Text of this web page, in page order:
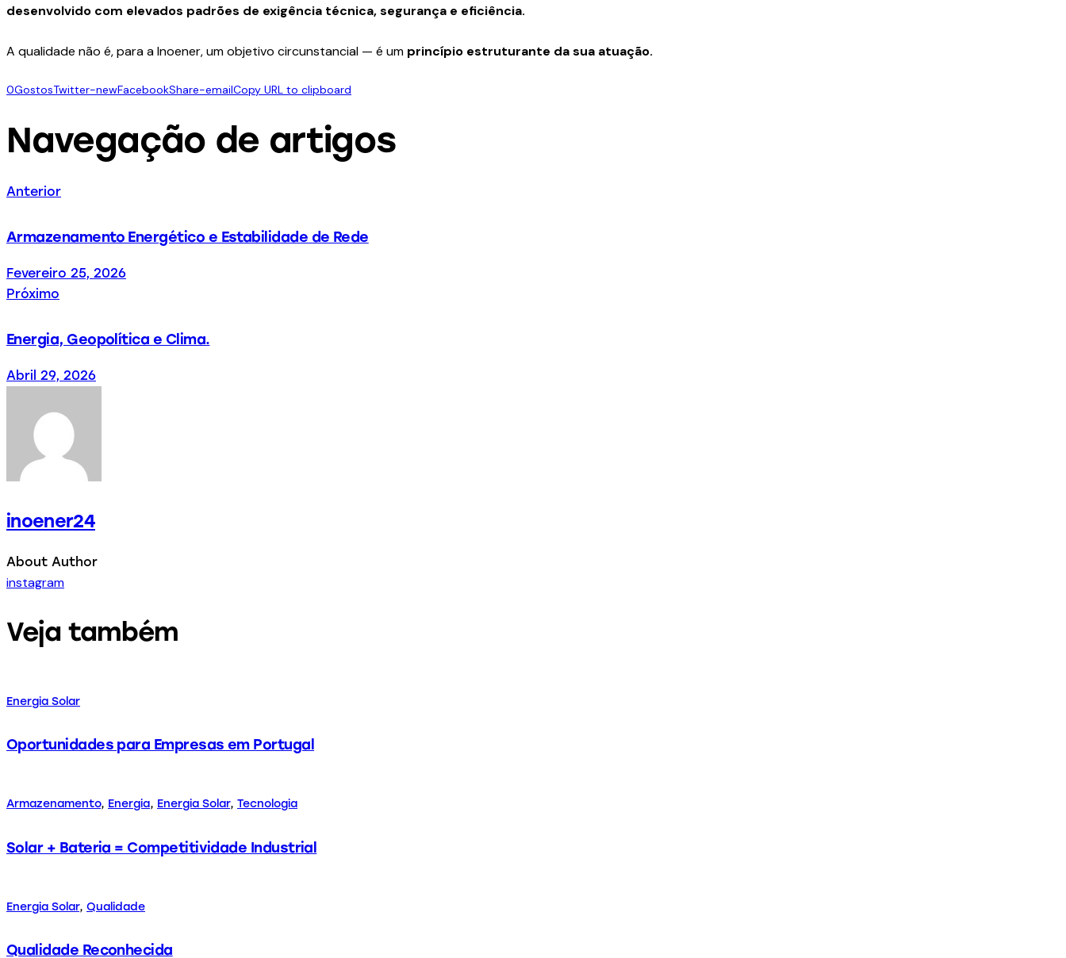
desenvolvido com elevados padrões de exigência técnica, segurança e eficiência.
A qualidade não é, para a Inoener, um objetivo circunstancial — é um princípio estruturante da sua atuação.
0GostosTwitter-newFacebookShare-emailCopy URL to clipboard
Navegação de artigos
Anterior
Armazenamento Energético e Estabilidade de Rede
Fevereiro 25, 2026
Próximo
Energia, Geopolítica e Clima.
Abril 29, 2026
inoener24
About Author
instagram
Veja também
Energia Solar
Oportunidades para Empresas em Portugal
Armazenamento, Energia, Energia Solar, Tecnologia
Solar + Bateria = Competitividade Industrial
Energia Solar, Qualidade
Qualidade Reconhecida